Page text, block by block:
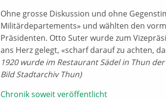
Ohne grosse Diskussion und ohne
Militärdepartements» und wählten den
Präsidenten. Otto Suter wurde zum
ans Herz gelegt, «scharf darauf zu achten,
1920 wurde im Restaurant Sädel in Thun
Bild Stadtarchiv Thun)
Chronik soweit veröffentlicht